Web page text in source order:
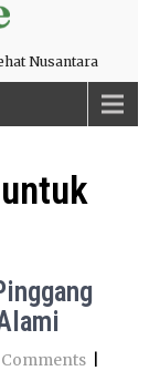
Nusantara